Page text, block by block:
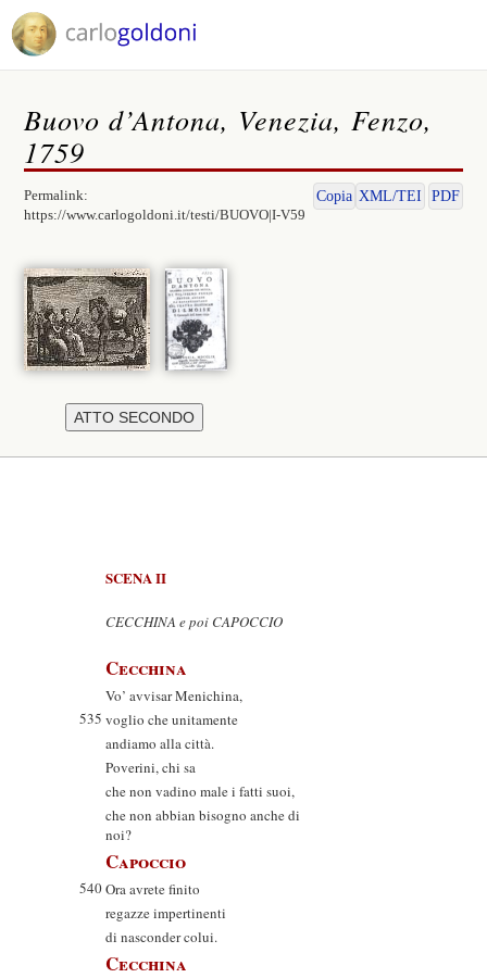
Buovo d’Antona, Venezia, Fenzo,
1759
Permalink:
https://www.carlogoldoni.it/testi/BUOVO|I-V59
Copia XML/TEI PDF
SCENA II
CECCHINA e poi CAPOCCIO
Cecchina
Vo’ avvisar Menichina,
535 voglio che unitamente
andiamo alla città.
Poverini, chi sa
che non vadino male i fatti suoi,
che non abbian bisogno anche di
noi?
Capoccio
540Ora avrete finito
regazze impertinenti
di nasconder colui.
Cecchina